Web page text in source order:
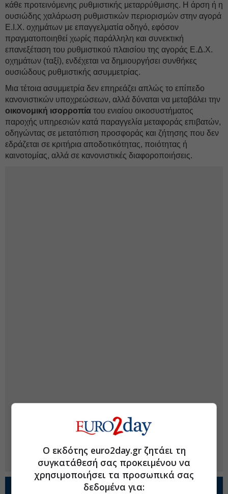
κάθε προτεινόμενης ρυθμιστικής μεταρρύθμισης. Η άρση ή η
ουσιώδης χαλάρωση ρυθμιστικών περιορισμών στην αγορά
Ε.Ι.Χ. οχημάτων με επαγγελματία οδηγό, εφόσον
πραγματοποιηθεί χωρίς παράλληλη και συνεκτική
επανεξέταση του ρυθμιστικού πλαισίου της αγοράς Ε.Δ.Χ.
οχημάτων (ταξί), ενδέχεται να δημιουργήσει συνθήκες
ουσιώδους ρυθμιστικής ασυμμετρίας.
Μια τέτοια ασυμμετρία δεν επηρεάζει απλώς το επίπεδο
κανονιστικών υποχρεώσεων, αλλά δύναται να μεταβάλει την
οικονομική ισορροπία του ενιαίου οικοσυστήματος
παροχής υπηρεσιών κατά παραγγελία μεταφοράς επιβατών,
οδηγώντας σε μετατόπιση προσφοράς και ζήτησης που δεν
εδράζεται σε κριτήρια αποδοτικότητας, ποιότητας ή
καινοτομίας, αλλά σε κανονιστικές διαφοροποιήσεις.
Προσθέστε τοEuro2day.gr
Ο εκδότης euro2day.gr ζητάει τη
συγκατάθεσή σας προκειμένου να
χρησιμοποιήσει τα προσωπικά σας
δεδομένα για: